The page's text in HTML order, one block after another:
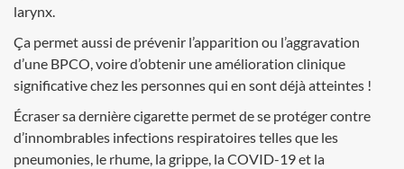
larynx.
Ça permet aussi de prévenir l’apparition ou l’aggravation
d’une BPCO, voire d’obtenir une amélioration clinique
significative chez les personnes qui en sont déjà atteintes !
Écraser sa dernière cigarette permet de se protéger contre
d’innombrables infections respiratoires telles que les
pneumonies, le rhume, la grippe, la COVID-19 et la